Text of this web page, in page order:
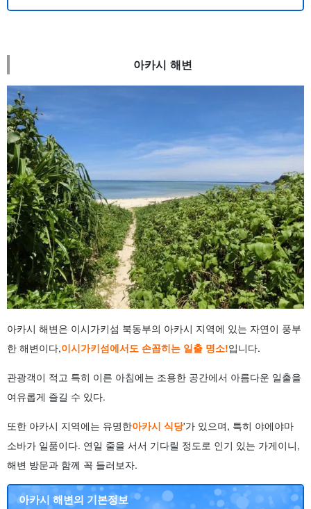
아카시 해변
아카시 해변은 이시가키섬 북동부의 아카시 지역에 있는 자연이 풍부
한 해변이다,이시가키섬에서도 손꼽히는 일출 명소!입니다.
관광객이 적고 특히 이른 아침에는 조용한 공간에서 아름다운 일출을
여유롭게 즐길 수 있다.
또한 아카시 지역에는 유명한아카시 식당'가 있으며, 특히 야에야마
소바가 일품이다. 연일 줄을 서서 기다릴 정도로 인기 있는 가게이니,
해변 방문과 함께 꼭 들러보자.
아카시 해변의 기본정보